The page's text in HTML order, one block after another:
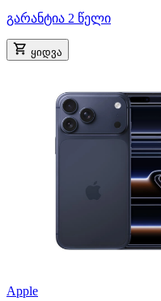
გარანტია 2 წელი
ყიდვა
Apple